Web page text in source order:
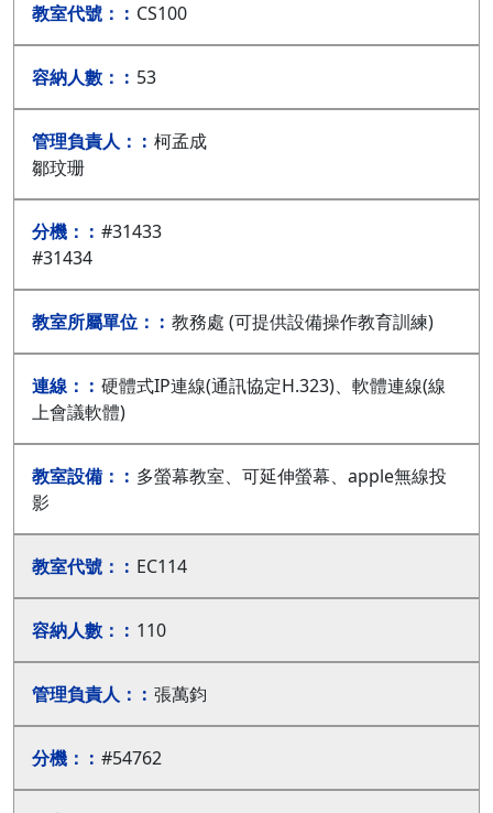
CS100
53
柯孟成
鄒玟珊
#31433
#31434
教務處 (可提供設備操作教育訓練)
硬體式IP連線(通訊協定H.323)、軟體連線(線
上會議軟體)
多螢幕教室、可延伸螢幕、apple無線投
影
EC114
110
張萬鈞
#54762